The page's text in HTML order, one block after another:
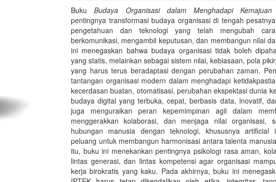
BukuBudaya Organisasi dalam Menghadapi Kemajuan
pentingnya transformasi budaya organisasi di tengah
pengetahuan dan teknologi yang telah mengubah
berkomunikasi, mengambil keputusan, dan membangun nilai
ini menegaskan bahwa budaya organisasi tidak boleh
yang statis, melainkan sebagai sistem nilai, kebiasaan, pola
yang harus terus beradaptasi dengan perubahan zaman.
tantangan organisasi modern dalam menghadapi
kecerdasan buatan, otomatisasi, perubahan ekspektasi dunia
budaya digital yang terbuka, cepat, berbasis data, inovatif,
juga menguraikan peran kepemimpinan agil dalam
menggerakkan kolaborasi, dan menjaga nilai organisasi,
hubungan manusia dengan teknologi, khususnya artificial
peluang untuk membangun harmonisasi antara talenta
itu, buku ini menekankan pentingnya psikologi rasa aman,
lintas generasi, dan lintas kompetensi agar organisasi
kerja birokratis yang kaku. Pada akhirnya, buku ini